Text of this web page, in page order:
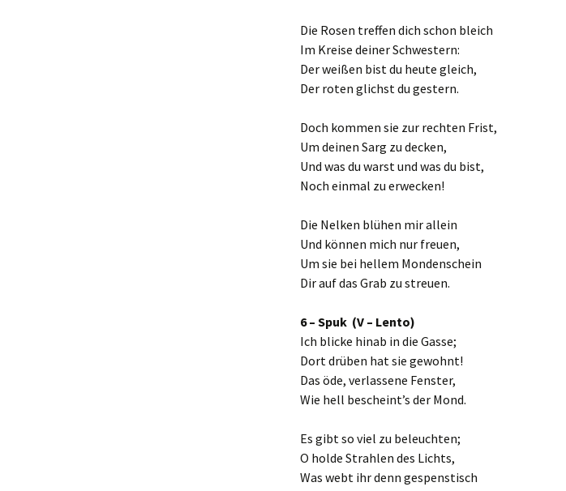
Die Rosen treffen dich schon bleich
Im Kreise deiner Schwestern:
Der weißen bist du heute gleich,
Der roten glichst du gestern.
Doch kommen sie zur rechten Frist,
Um deinen Sarg zu decken,
Und was du warst und was du bist,
Noch einmal zu erwecken!
Die Nelken blühen mir allein
Und können mich nur freuen,
Um sie bei hellem Mondenschein
Dir auf das Grab zu streuen.
6 – Spuk (V – Lento)
Ich blicke hinab in die Gasse;
Dort drüben hat sie gewohnt!
Das öde, verlassene Fenster,
Wie hell bescheint’s der Mond.
Es gibt so viel zu beleuchten;
O holde Strahlen des Lichts,
Was webt ihr denn gespenstisch